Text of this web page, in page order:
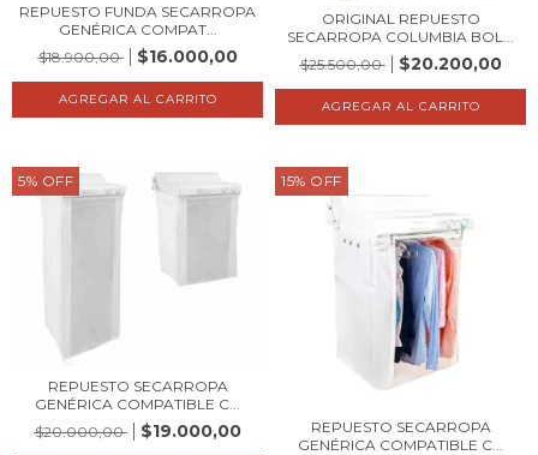
REPUESTO FUNDA SECARROPA
GENÉRICA COMPAT...
$18.900,00
$16.000,00
ORIGINAL REPUESTO
SECARROPA COLUMBIA BOL...
$25.500,00
$20.200,00
5% OFF
REPUESTO SECARROPA
GENÉRICA COMPATIBLE C...
$20.000,00
$19.000,00
15% OFF
REPUESTO SECARROPA
GENÉRICA COMPATIBLE C...